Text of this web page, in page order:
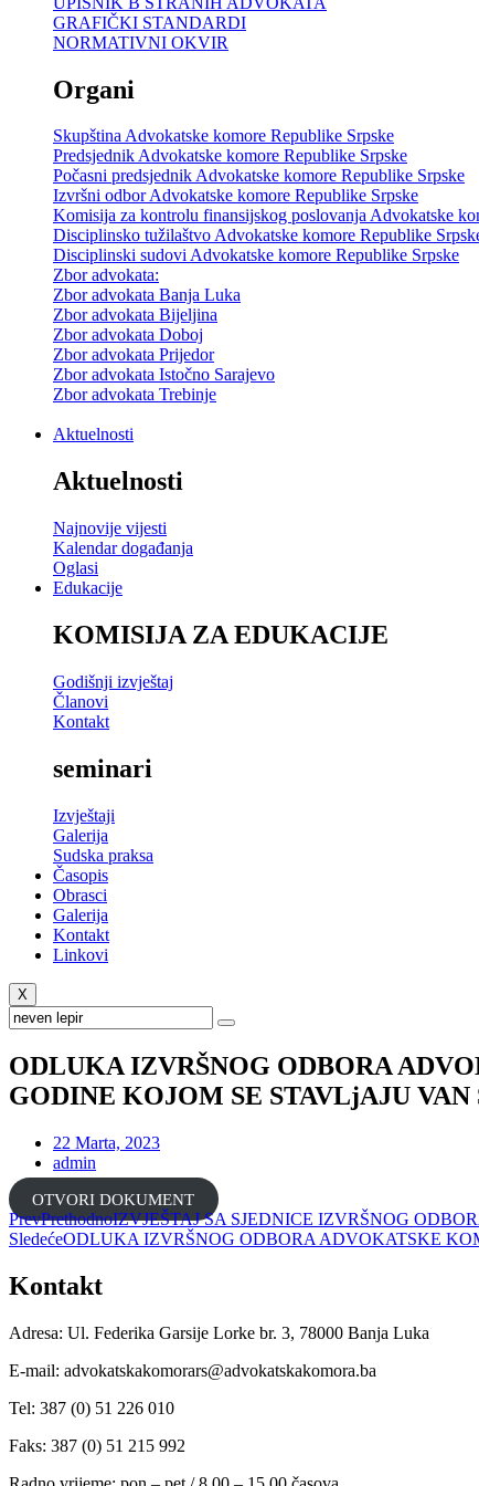
GRAFIČKI STANDARDI
NORMATIVNI OKVIR
Organi
Skupština Advokatske komore Republike Srpske
Predsjednik Advokatske komore Republike Srpske
Počasni predsjednik Advokatske komore Republike Srpske
Izvršni odbor Advokatske komore Republike Srpske
Komisija za kontrolu finansijskog poslovanja Advokatske
Disciplinsko tužilaštvo Advokatske komore Republike
Disciplinski sudovi Advokatske komore Republike Srpske
Zbor advokata:
Zbor advokata Banja Luka
Zbor advokata Bijeljina
Zbor advokata Doboj
Zbor advokata Prijedor
Zbor advokata Istočno Sarajevo
Zbor advokata Trebinje
Aktuelnosti
Aktuelnosti
Najnovije vijesti
Kalendar događanja
Oglasi
Edukacije
KOMISIJA ZA EDUKACIJE
Godišnji izvještaj
Članovi
Kontakt
seminari
Izvještaji
Galerija
Sudska praksa
Časopis
Obrasci
Galerija
Kontakt
Linkovi
X
ODLUKA IZVRŠNOG ODBORA
GODINE KOJOM SE STAVLjAJU VAN
22 Marta, 2023
admin
OTVORI DOKUMENT
PrevPrethodnoIZVJEŠTAJ SA SJEDNICE IZVRŠNOG
SledećeODLUKA IZVRŠNOG ODBORA ADVOKATSKE
Kontakt
Adresa: Ul. Federika Garsije Lorke br. 3, 78000 Banja Luka
E-mail: advokatskakomorars@advokatskakomora.ba
Tel: 387 (0) 51 226 010
Faks: 387 (0) 51 215 992